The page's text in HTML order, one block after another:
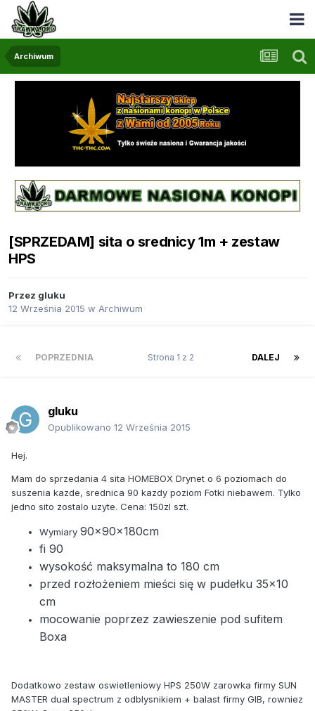
Archiwum
[SPRZEDAM] sita o srednicy 1m + zestaw
HPS
Przez gluku
12 Września 2015 w Archiwum
POPRZEDNIA DALEJ
Strona 1 z 2
gluku
Opublikowano 12 Września 2015
Hej.
Mam do sprzedania 4 sita HOMEBOX Drynet o 6 poziomach do
suszenia kazde, srednica 90 kazdy poziom Fotki niebawem. Tylko
jedno sito zostalo uzyte. Cena: 150zl szt.
Wymiary 90x90x180cm
fi 90
wysokość maksymalna to 180 cm
przed rozłożeniem mieści się w pudełku 35x10
cm
mocowanie poprzez zawieszenie pod sufitem
Boxa
Dodatkowo zestaw oswietleniowy HPS 250W zarowka firmy SUN
MASTER dual spectrum z odblysnikiem + balast firmy GIB, rowniez